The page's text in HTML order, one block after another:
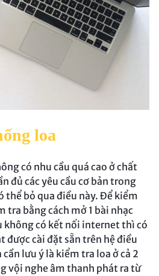
loa
có nhu cầu quá cao ở chất
đủ các yêu cầu cơ bản trong
thể bỏ qua điều này. Để kiểm
tra bằng cách mở 1 bài nhạc
không có kết nối internet thì có
được cài đặt sẵn trên hệ điều
cần lưu ý là kiểm tra loa ở cả 2
vội nghe âm thanh phát ra từ